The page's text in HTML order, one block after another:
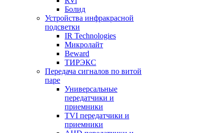
Болид
Устройства инфракрасной
подсветки
IR Technologies
Микролайт
Beward
ТИРЭКС
Передача сигналов по витой
паре
Универсальные
передатчики и
приемники
TVI передатчики и
приемники